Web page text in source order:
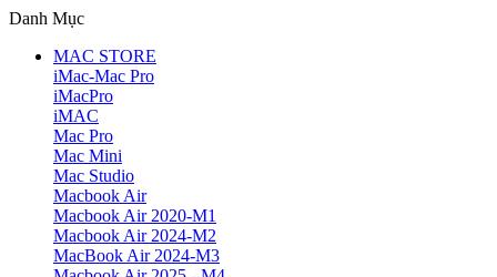
Danh Mục
MAC STORE
iMac-Mac Pro
iMacPro
iMAC
Mac Pro
Mac Mini
Mac Studio
Macbook Air
Macbook Air 2020-M1
Macbook Air 2024-M2
MacBook Air 2024-M3